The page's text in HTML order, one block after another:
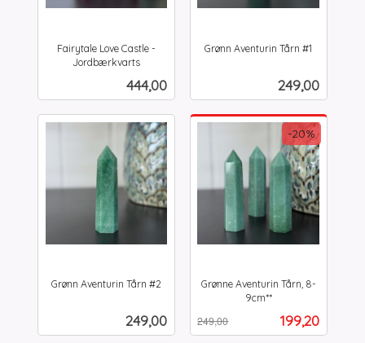
Fairytale Love Castle -
Jordbærkvarts
Pris
444,00
Grønn Aventurin Tårn #1
Pris
249,00
Grønn Aventurin Tårn #2
Pris
249,00
Grønne Aventurin Tårn, 8-
9cm**
Tilbud
199,20
249,00
-20%
mva.